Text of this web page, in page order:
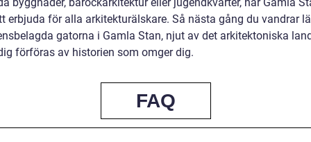
erbjuda för alla arkitekturälskare. Så nästa gång du vandrar
gatorna i Gamla Stan, njut av det arkitektoniska
förföras av historien som omger dig.
FAQ